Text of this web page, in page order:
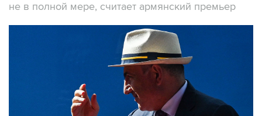
не в полной мере, считает армянский премьер